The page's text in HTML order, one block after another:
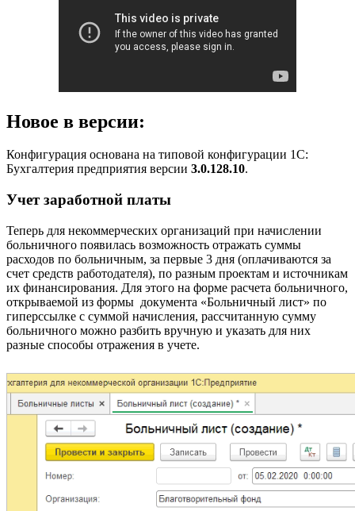
Новое в версии:
Конфигурация основана на типовой конфигурации 1С:
Бухгалтерия предприятия версии 3.0.128.10.
Учет заработной платы
Теперь для некоммерческих организаций при начислении
больничного появилась возможность отражать суммы
расходов по больничным, за первые 3 дня (оплачиваются за
счет средств работодателя), по разным проектам и источникам
их финансирования. Для этого на форме расчета больничного,
открываемой из формы документа «Больничный лист» по
гиперссылке с суммой начисления, рассчитанную сумму
больничного можно разбить вручную и указать для них
разные способы отражения в учете.